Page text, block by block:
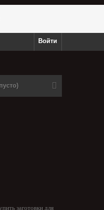
Войти
заготовки для